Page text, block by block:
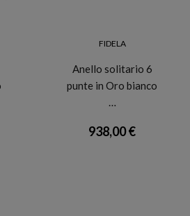
FIDELA
Anello solitario 6
punte in Oro bianco
…
938,00 €